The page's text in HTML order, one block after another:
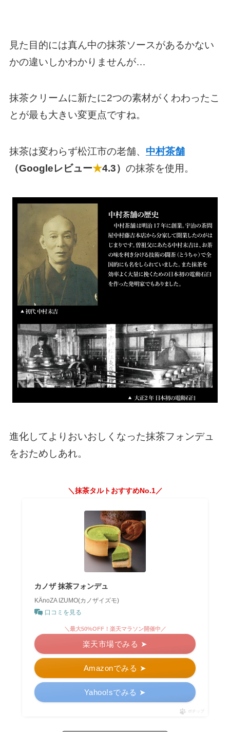
見た目的には真ん中の抹茶ソースがあるかない
かの違いしかわかりませんが…
抹茶クリームに新たに2つの素材がくわわったこ
とが最も大きい変更点ですね。
抹茶は変わらず松江市の老舗、 中村茶舗
（Googleレビュー★4.3） の抹茶を使用。
進化してよりおいおしくなった抹茶フォンデュ
をおためしあれ。
＼抹茶タルトおすすめNo.1／
カノザ 抹茶フォンデュ
KӒnoZA IZUMO(カノザイズモ)
口コミを見る
Amazonでみる ➤
＼最大50%OFF！楽天マラソン開催中／
楽天市場でみる ➤
Yahoo!sでみる ➤
ポチップ